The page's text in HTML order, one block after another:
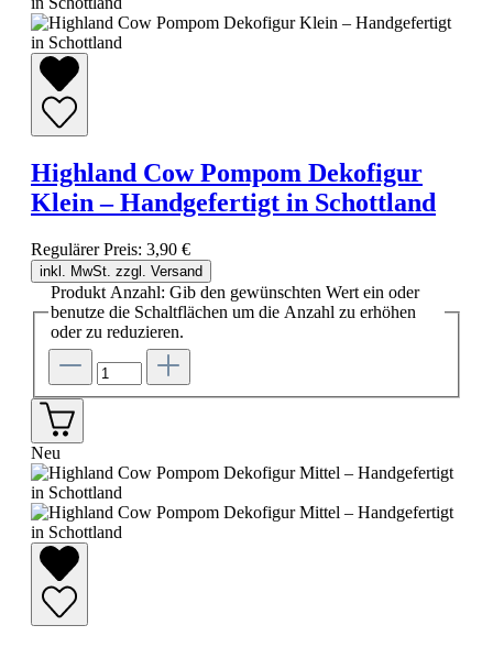
Highland Cow Pompom Dekofigur
Klein – Handgefertigt in Schottland
Regulärer Preis: 3,90 €
inkl. MwSt. zzgl. Versand
Produkt Anzahl: Gib den gewünschten Wert ein oder
benutze die Schaltflächen um die Anzahl zu erhöhen
oder zu reduzieren.
Neu